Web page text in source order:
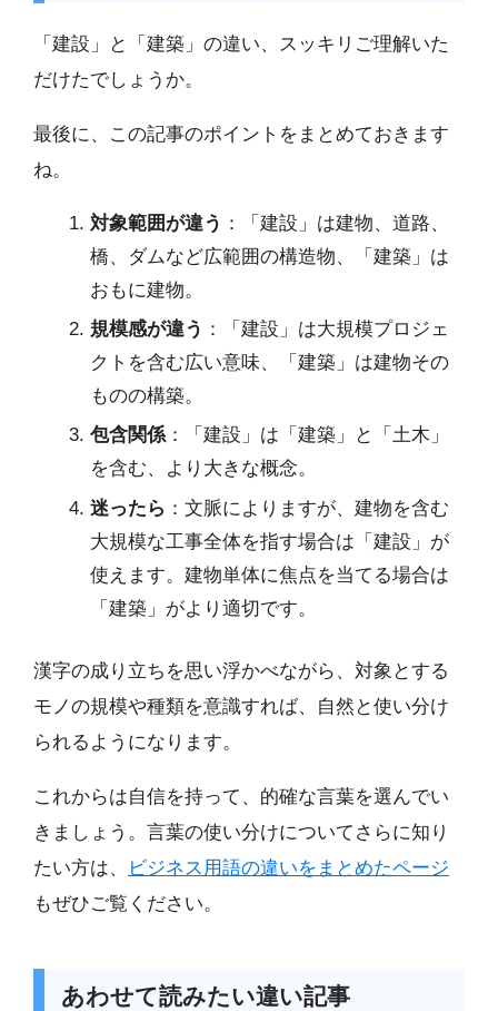
「建設」と「建築」の違い、スッキリご理解いた
だけたでしょうか。
最後に、この記事のポイントをまとめておきます
ね。
対象範囲が違う ：「建設」は建物、道路、
橋、ダムなど広範囲の構造物、「建築」は
おもに建物。
規模感が違う ：「建設」は大規模プロジェ
クトを含む広い意味、「建築」は建物その
ものの構築。
包含関係：「建設」は「建築」と「土木」
を含む、より大きな概念。
迷ったら ：文脈によりますが、建物を含む
大規模な工事全体を指す場合は「建設」が
使えます。建物単体に焦点を当てる場合は
「建築」がより適切です。
漢字の成り立ちを思い浮かべながら、対象とする
モノの規模や種類を意識すれば、自然と使い分け
られるようになります。
これからは自信を持って、的確な言葉を選んでい
きましょう。言葉の使い分けについてさらに知り
たい方は、
ビジネス用語の違いをまとめたページ
もぜひご覧ください。
あわせて読みたい違い記事